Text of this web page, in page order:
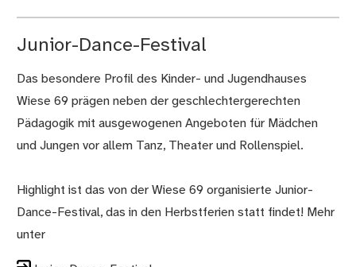
Junior-Dance-Festival
Das besondere Profil des Kinder- und Jugendhauses
Wiese 69 prägen neben der geschlechtergerechten
Pädagogik mit ausgewogenen Angeboten für Mädchen
und Jungen vor allem Tanz, Theater und Rollenspiel.
Highlight ist das von der Wiese 69 organisierte Junior-
Dance-Festival, das in den Herbstferien statt findet! Mehr
unter